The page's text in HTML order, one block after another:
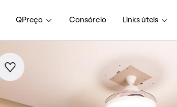
QPreço Consórcio Links úteis